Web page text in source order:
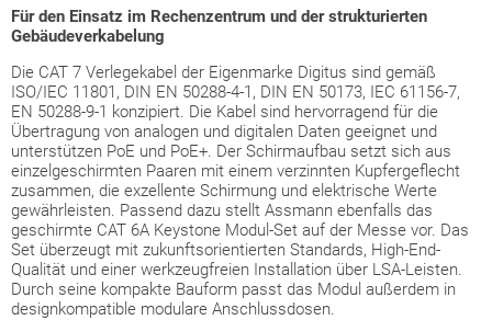
Für den Einsatz im Rechenzentrum und der strukturierten
Gebäudeverkabelung
Die CAT 7 Verlegekabel der Eigenmarke Digitus sind gemäß
ISO/IEC 11801, DIN EN 50288-4-1, DIN EN 50173, IEC 61156-7,
EN 50288-9-1 konzipiert. Die Kabel sind hervorragend für die
Übertragung von analogen und digitalen Daten geeignet und
unterstützen PoE und PoE+. Der Schirmaufbau setzt sich aus
einzelgeschirmten Paaren mit einem verzinnten Kupfergeflecht
zusammen, die exzellente Schirmung und elektrische Werte
gewährleisten. Passend dazu stellt Assmann ebenfalls das
geschirmte CAT 6A Keystone Modul-Set auf der Messe vor. Das
Set überzeugt mit zukunftsorientierten Standards, High-End-
Qualität und einer werkzeugfreien Installation über LSA-Leisten.
Durch seine kompakte Bauform passt das Modul außerdem in
designkompatible modulare Anschlussdosen.